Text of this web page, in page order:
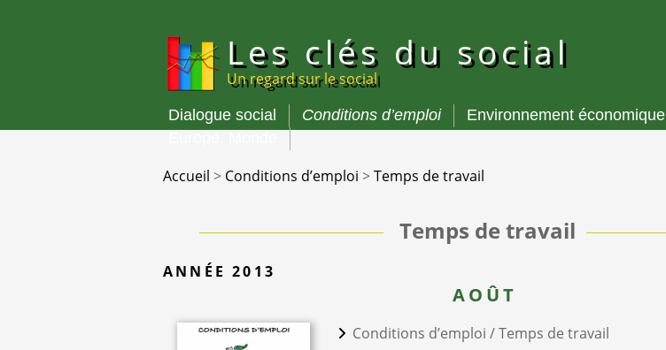
Les clés du social
Un regard sur le social
Menu
Dialogue social Conditions d’emploi Environnement économique
Accueil > Conditions d’emploi >Temps de travail
Temps de travail
ANNÉE 2013
AOÛT
Conditions d’emploi /Temps de travail